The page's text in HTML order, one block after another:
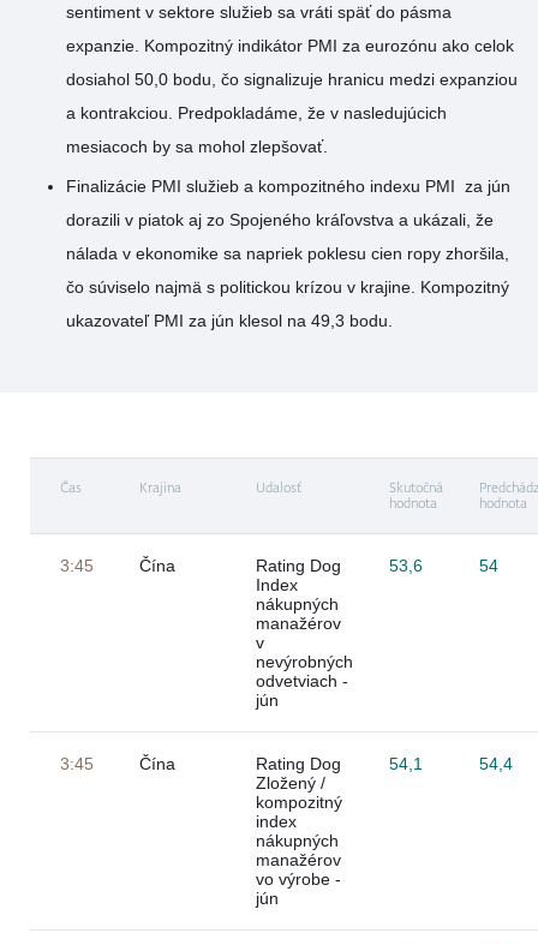
sentiment v sektore služieb sa vráti späť do pásma
expanzie. Kompozitný indikátor PMI za eurozónu ako celok
dosiahol 50,0 bodu, čo signalizuje hranicu medzi expanziou
a kontrakciou. Predpokladáme, že v nasledujúcich
mesiacoch by sa mohol zlepšovať.
Finalizácie PMI služieb a kompozitného indexu PMI za jún
dorazili v piatok aj zo Spojeného kráľovstva a ukázali, že
nálada v ekonomike sa napriek poklesu cien ropy zhoršila,
čo súviselo najmä s politickou krízou v krajine. Kompozitný
ukazovateľ PMI za jún klesol na 49,3 bodu.
Čas Krajina Udalosť
Skutočná
hodnota
hodnota
3:45 Čína
Rating Dog
Index
nákupných
manažérov
v
nevýrobných
odvetviach -
jún
53,6 54
3:45 Čína
Rating Dog
Zložený /
kompozitný
index
nákupných
manažérov
vo výrobe -
jún
54,1 54,4